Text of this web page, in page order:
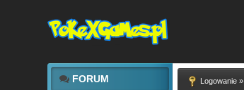
FORUM Logowanie »